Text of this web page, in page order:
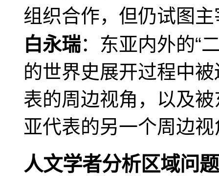
组织合作，但仍试图
白永瑞：东亚内外的“
的世界史展开过程中
表的周边视角，以及
亚代表的另一个周边视
人文学者分析区域问题